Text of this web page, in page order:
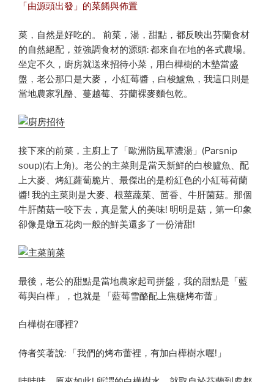
「由源頭出發」的菜餚與佈置
菜，自然是好吃的。 前菜，湯，甜點，都反映出芬蘭食材
的自然絕配，並強調食材的源頭: 都來自在地的各式農場。
坐定不久，廚房就送來招待小菜，用白樺樹的木墊當盛
盤，老公那口是大麥， 小紅莓醬，白梭鱸魚，我這口則是
當地農家乳酪、蔓越莓、芬蘭裸麥麵包乾。
接下來的前菜，主廚上了「歐洲防風草濃湯」(Parsnip
soup)(右上角)。老公的主菜則是當天新鮮的白梭臚魚、配
上大麥、烤紅蘿蔔脆片、最傑出的是粉紅色的小紅莓荷蘭
醬! 我的主菜則是大麥、根莖蔬菜、茴香、牛肝菌菇。那個
牛肝菌菇一咬下去，真是驚人的美味! 明明是菇，第一印象
卻像是燉五花肉一般的鮮美還多了一份清甜!
最後，老公的甜點是當地農家起司拼盤，我的甜點是「藍
莓與白樺」，也就是 「藍莓雪酪配上焦糖烤布蕾」
白樺樹在哪裡?
侍者笑著說: 「我們的烤布蕾裡，有加白樺樹水喔!」